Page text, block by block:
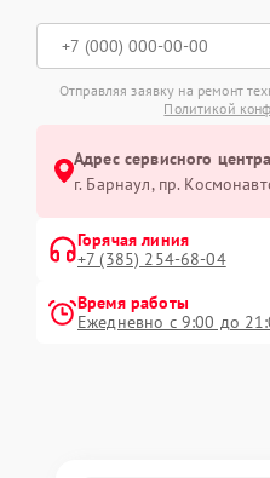
Отправляя заявку на ремонт
Политикой
Адрес сервисного
г. Барнаул, ​пр.
Горячая линия
+7 (385) 254-68-04
Время работы
Ежедневно с 9:00 до